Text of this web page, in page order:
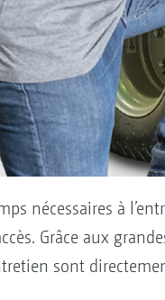
nécessaires à
Grâce aux
sont